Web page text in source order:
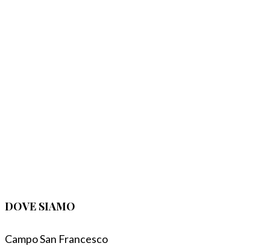
DOVE SIAMO
Campo San Francesco